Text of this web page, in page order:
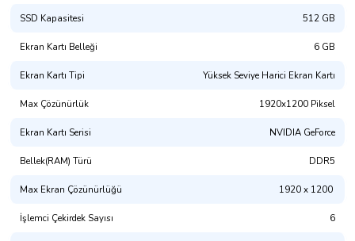
Oyun deneyiminizi yükseltin!
AMD Ryzen™ 7 7445HS işlemcisiyle oyun oynayın, yayın yapın ve
işlemci, özellikle gelişmiş soğutma sistemleriyle desteklendiğinde,
SSD Kapasitesi 512 GB
Ekran Kartı Belleği 6 GB
Ekran Kartı Tipi Yüksek Seviye Harici Ekran Kartı
Max Çözünürlük 1920x1200 Piksel
Ekran Kartı Serisi NVIDIA GeForce
Bellek(RAM) Türü DDR5
Max Ekran Çözünürlüğü 1920 x 1200
İşlemci Çekirdek Sayısı 6